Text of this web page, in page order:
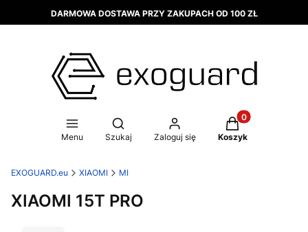
DARMOWA DOSTAWA PRZY ZAKUPACH OD 100 ZŁ
Menu
Otwórz wyszukiwarkę
Szukaj Zaloguj się
Produkty w
Koszyk
EXOGUARD.eu XIAOMI MI
XIAOMI 15T PRO